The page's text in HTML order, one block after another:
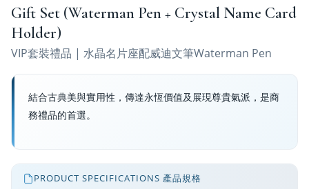
Gift Set (Waterman Pen + Crystal Name Card
Holder)
VIP套裝禮品 | 水晶名片座配威迪文筆Waterman Pen
結合古典美與實用性，傳達永恆價值及展現尊貴氣派，是商
務禮品的首選。
PRODUCT SPECIFICATIONS 產品規格